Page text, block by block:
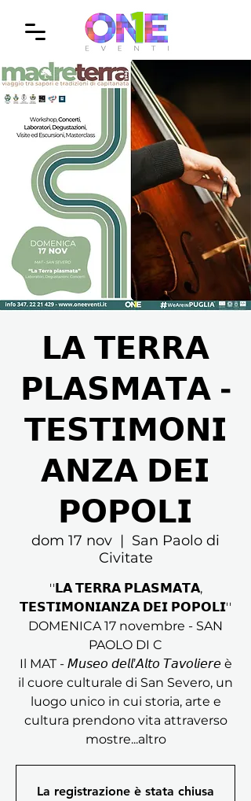
𝗟𝗔 𝗧𝗘𝗥𝗥𝗔
𝗣𝗟𝗔𝗦𝗠𝗔𝗧𝗔 -
𝗧𝗘𝗦𝗧𝗜𝗠𝗢𝗡𝗜
𝗔𝗡𝗭𝗔 𝗗𝗘𝗜
𝗣𝗢𝗣𝗢𝗟𝗜
dom 17 nov
  |
San Paolo di
Civitate
''𝗟𝗔 𝗧𝗘𝗥𝗥𝗔 𝗣𝗟𝗔𝗦𝗠𝗔𝗧𝗔,
𝗧𝗘𝗦𝗧𝗜𝗠𝗢𝗡𝗜𝗔𝗡𝗭𝗔 𝗗𝗘𝗜 𝗣𝗢𝗣𝗢𝗟𝗜''
DOMENICA 17 novembre - SAN
PAOLO DI C
Il MAT - 𝘔𝘶𝘴𝘦𝘰 𝘥𝘦𝘭𝘭’𝘈𝘭𝘵𝘰 𝘛𝘢𝘷𝘰𝘭𝘪𝘦𝘳𝘦 è
il cuore culturale di San Severo, un
luogo unico in cui storia, arte e
cultura prendono vita attraverso
mostre...altro
La registrazione è stata chiusa